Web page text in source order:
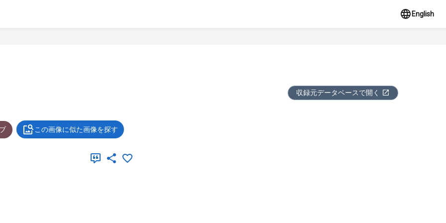
English
収録元データベースで開く
この画像に似た画像を探す